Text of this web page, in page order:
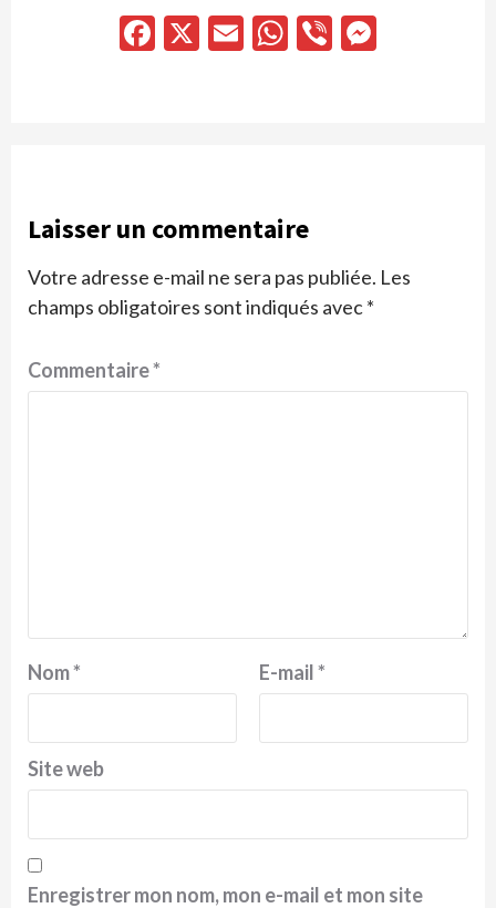
Facebook
X EmailWhatsApp
Viber
Laisser un commentaire
Votre adresse e-mail ne sera pas publiée. Les
champs obligatoires sont indiqués avec*
Commentaire*
Nom* E-mail*
Site web
Enregistrer mon nom, mon e-mail et mon site